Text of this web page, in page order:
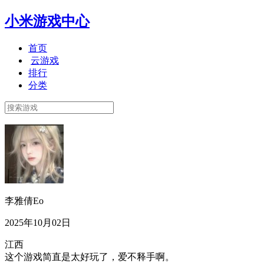
小米游戏中心
首页
云游戏
排行
分类
李雅倩Eo
2025年10月02日
江西
这个游戏简直是太好玩了，爱不释手啊。